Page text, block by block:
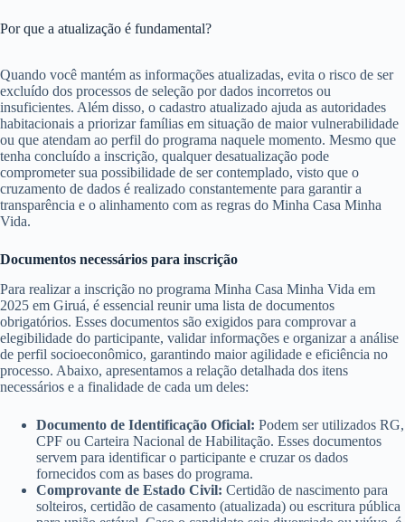
Por que a atualização é fundamental?
Quando você mantém as informações atualizadas, evita o risco de ser
excluído dos processos de seleção por dados incorretos ou
insuficientes. Além disso, o cadastro atualizado ajuda as autoridades
habitacionais a priorizar famílias em situação de maior vulnerabilidade
ou que atendam ao perfil do programa naquele momento. Mesmo que
tenha concluído a inscrição, qualquer desatualização pode
comprometer sua possibilidade de ser contemplado, visto que o
cruzamento de dados é realizado constantemente para garantir a
transparência e o alinhamento com as regras do Minha Casa Minha
Vida.
Documentos necessários para inscrição
Para realizar a inscrição no programa Minha Casa Minha Vida em
2025 em Giruá, é essencial reunir uma lista de documentos
obrigatórios. Esses documentos são exigidos para comprovar a
elegibilidade do participante, validar informações e organizar a análise
de perfil socioeconômico, garantindo maior agilidade e eficiência no
processo. Abaixo, apresentamos a relação detalhada dos itens
necessários e a finalidade de cada um deles:
Documento de Identificação Oficial: Podem ser utilizados RG,
CPF ou Carteira Nacional de Habilitação. Esses documentos
servem para identificar o participante e cruzar os dados
fornecidos com as bases do programa.
Comprovante de Estado Civil: Certidão de nascimento para
solteiros, certidão de casamento (atualizada) ou escritura pública